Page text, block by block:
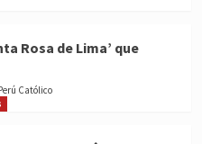
Rosa de Lima’ que
Católico